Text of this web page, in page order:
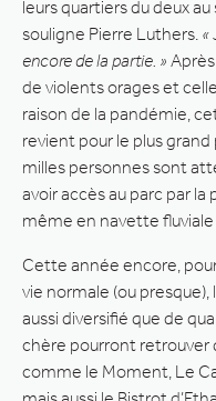
leurs quartiers du deux au
souligne Pierre Luthers. «
encore de la partie. »
de violents orages et
raison de la pandémie,
revient pour le plus
milles personnes sont
avoir accès au parc par
même en navette fluviale
Cette année encore,
vie normale (ou presque),
aussi diversifié que de
chère pourront retrouver
comme le Moment, Le